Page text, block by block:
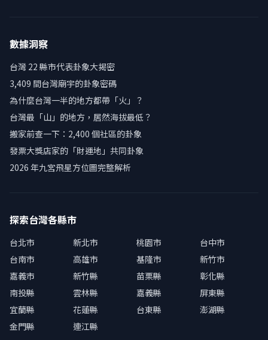
數據洞察
台灣 22 縣市代表卦象大揭密
3,409 間台灣廟宇的卦象密碼
為什麼台灣一半的地方都帶「火」？
台灣最「山」的地方，居然海拔最低？
搬家前查一下：2,400 個社區的卦象
發票大獎店家的「財運地」共同卦象
2026 年九宮飛星方位圖完整解析
探索台灣各縣市
台北市 新北市 桃園市
台中市
台南市
高雄市 基隆市
新竹市
嘉義市
新竹縣 苗栗縣
彰化縣
南投縣
雲林縣 嘉義縣
屏東縣
宜蘭縣
花蓮縣 台東縣
澎湖縣
金門縣
連江縣